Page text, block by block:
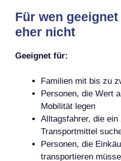
Für wen
eher nicht
Geeignet für:
Familien mit bis zu
Personen, die Wert
Mobilität legen
Alltagsfahrer, die
Transportmittel
Personen, die
transportieren